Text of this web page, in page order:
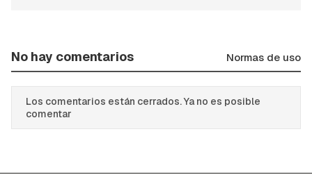
No hay comentarios Normas de uso
Los comentarios están cerrados. Ya no es posible
comentar